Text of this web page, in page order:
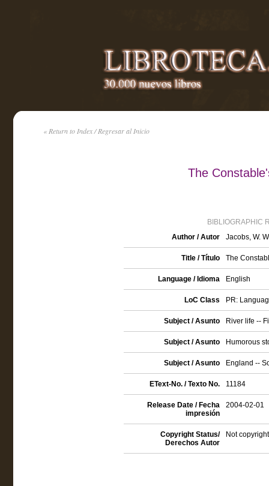
« Return to Index / Regresar al Inicio
The
BIBLIOGRAPHIC
Author / Autor
Jacobs, W.
Title / Título The
Language / Idioma English
LoC Class PR:
Subject / Asunto River life --
Subject / Asunto Humorous
Subject / Asunto England --
EText-No. / Texto No. 11184
Release Date / Fecha
impresión
2004-02-01
Copyright Status/
Derechos Autor
Not